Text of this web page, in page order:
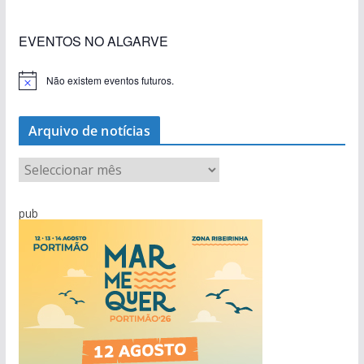
EVENTOS NO ALGARVE
Não existem eventos futuros.
Arquivo de notícias
r
q
e
pub